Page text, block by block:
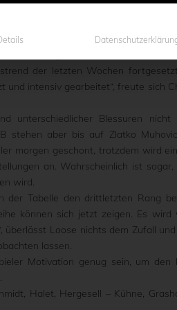
Spielzeit zu sichern,
Einzug in das Finale des
(19 Uhr) im
beim VfL
der letzten Wochen
intensiv gearbeitet“, freute sich
unterschiedlicher Blessuren nicht
stehen aber bis auf Zlatko
morgen geschont, trotzdem wird
an. Wahrscheinlich ist
wird.
der Tabelle den drittletzten Rang
können sich jetzt zeigen. Es
Loose nichts dem Zufall
lassen.
Motivation genug sein, um
Halet, Hergesell – Kühne,